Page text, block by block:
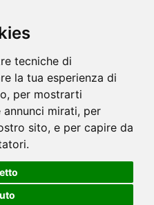
tecniche di
la tua esperienza di
per mostrarti
mirati, per
sito, e per capire da